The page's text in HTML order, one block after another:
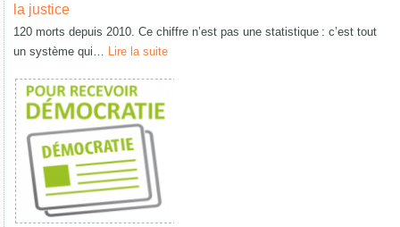
la justice
120 morts depuis 2010. Ce chiffre n’est pas une statistique : c’est tout
un système qui…
Lire la suite